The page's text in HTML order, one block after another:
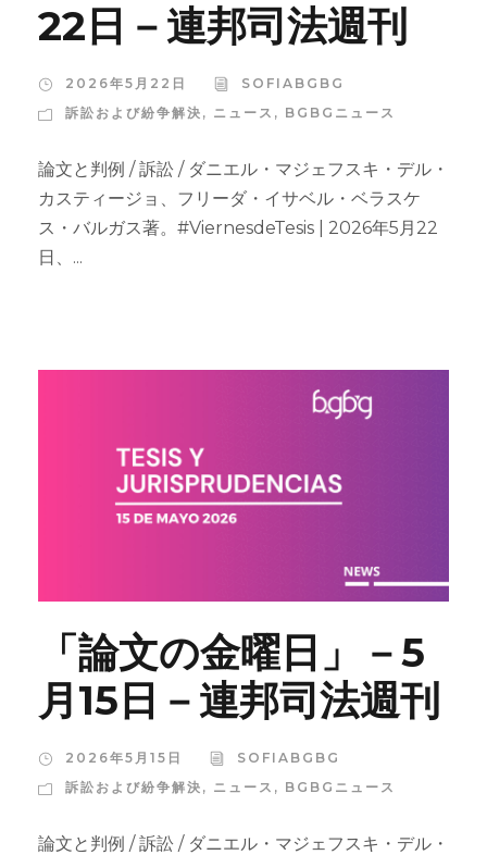
22日－連邦司法週刊
2026年5月22日
SOFIABGBG
訴訟および紛争解決 , ニュース , BGBGニュース
論文と判例 / 訴訟 / ダニエル・マジェフスキ・デル・
カスティージョ、フリーダ・イサベル・ベラスケ
ス・バルガス著。#ViernesdeTesis | 2026年5月22
日、...
「論文の金曜日」－5
月15日－連邦司法週刊
2026年5月15日
SOFIABGBG
訴訟および紛争解決 , ニュース , BGBGニュース
論文と判例 / 訴訟 / ダニエル・マジェフスキ・デル・